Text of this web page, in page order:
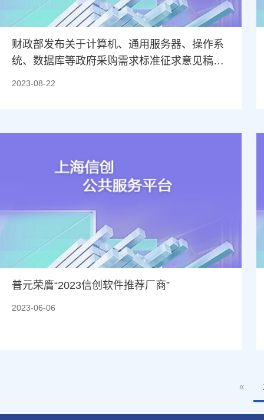
财政部发布关于计算机、通用服务器、操作系
统、数据库等政府采购需求标准征求意见稿的
2023-08-22
普元荣膺“2023信创软件推荐厂商”
2023-06-06
«